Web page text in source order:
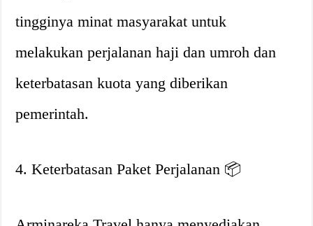
tingginya minat masyarakat untuk
melakukan perjalanan haji dan umroh dan
keterbatasan kuota yang diberikan
pemerintah.
4. Keterbatasan Paket Perjalanan 📦